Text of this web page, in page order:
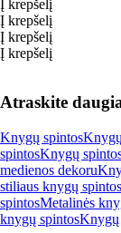
Į krepšelį
Į krepšelį
Į krepšelį
Į krepšelį
Atraskite
Knygų spintos
spintosKnygų
medienos dekoru
stiliaus knygų spintos
spintosMetalinės
knygų spintosKnygų